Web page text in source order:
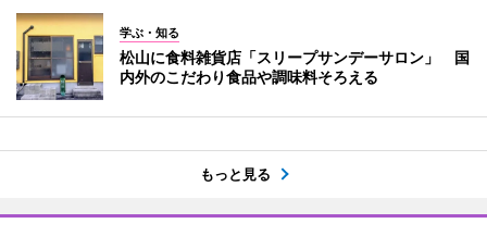
学ぶ・知る
松山に食料雑貨店「スリープサンデーサロン」 国
内外のこだわり食品や調味料そろえる
もっと見る